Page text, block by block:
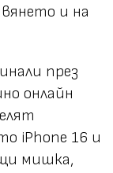
и на
през
онлайн
iPhone 16 и
мишка,